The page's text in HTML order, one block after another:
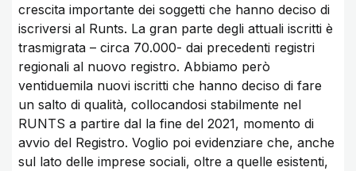
crescita importante dei soggetti che hanno deciso di
iscriversi al Runts. La gran parte degli attuali iscritti è
trasmigrata – circa 70.000- dai precedenti registri
regionali al nuovo registro. Abbiamo però
ventiduemila nuovi iscritti che hanno deciso di fare
un salto di qualità, collocandosi stabilmente nel
RUNTS a partire dal la fine del 2021, momento di
avvio del Registro. Voglio poi evidenziare che, anche
sul lato delle imprese sociali, oltre a quelle esistenti,